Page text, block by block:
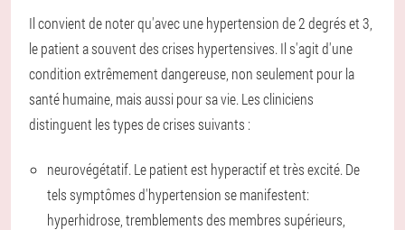
Il convient de noter qu'avec une hypertension de 2 degrés et 3,
le patient a souvent des crises hypertensives. Il s'agit d'une
condition extrêmement dangereuse, non seulement pour la
santé humaine, mais aussi pour sa vie. Les cliniciens
distinguent les types de crises suivants :
neurovégétatif. Le patient est hyperactif et très excité. De
tels symptômes d'hypertension se manifestent:
hyperhidrose, tremblements des membres supérieurs,